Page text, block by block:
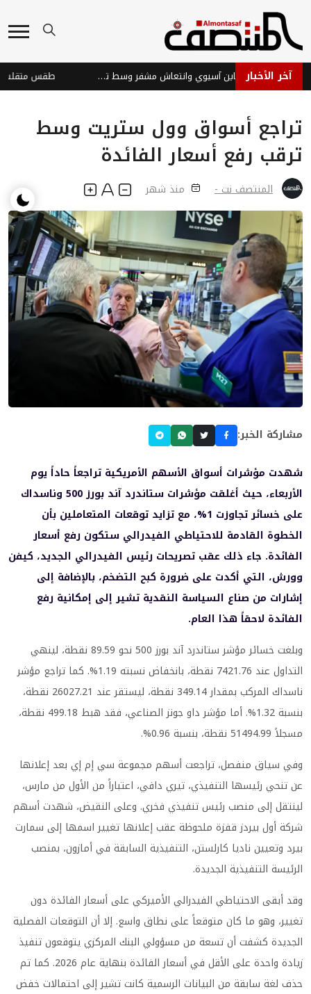
آخر الأخبار الأسواق العالمية: تباين آسيوي وانتعاش مشفر وسط تحديات
تراجع أسواق وول ستريت وسط
ترقب رفع أسعار الفائدة
المنتصف نت - منذ شهر
مشاركة الخبر:
شهدت مؤشرات أسواق الأسهم الأمريكية تراجعاً حاداً يوم
الأربعاء، حيث أغلقت مؤشرات ستاندرد آند بورز 500 وناسداك
على خسائر تجاوزت 1%، مع تزايد توقعات المتعاملين بأن
الخطوة القادمة للاحتياطي الفيدرالي ستكون رفع أسعار
الفائدة. جاء ذلك عقب تصريحات رئيس الفيدرالي الجديد، كيفن
وورش، التي أكدت على ضرورة كبح التضخم، بالإضافة إلى
إشارات من صناع السياسة النقدية تشير إلى إمكانية رفع
الفائدة لاحقاً هذا العام.
وبلغت خسائر مؤشر ستاندرد آند بورز 500 نحو 89.59 نقطة، لينهي
التداول عند 7421.76 نقطة، بانخفاض نسبته 1.19%. كما تراجع مؤشر
ناسداك المركب بمقدار 349.14 نقطة، ليستقر عند 26027.21 نقطة،
بنسبة 1.32%. أما مؤشر داو جونز الصناعي، فقد هبط 499.18 نقطة،
مسجلاً 51494.99 نقطة، بنسبة 0.96%.
وفي سياق منفصل، تراجعت أسهم مجموعة سي إم إي بعد إعلانها
عن تنحي رئيسها التنفيذي، تيري دافي، اعتباراً من الأول من مارس،
لينتقل إلى منصب رئيس تنفيذي فخري. وعلى النقيض، شهدت أسهم
شركة أول بيردز قفزة ملحوظة عقب إعلانها تغيير اسمها إلى سمارت
بيرد وتعيين ناديا كارلستن، التنفيذية السابقة في أمازون، بمنصب
الرئيسة التنفيذية الجديدة.
وقد أبقى الاحتياطي الفيدرالي الأميركي على أسعار الفائدة دون
تغيير، وهو ما كان متوقعاً على نطاق واسع. إلا أن التوقعات الفصلية
الجديدة كشفت أن تسعة من مسؤولي البنك المركزي يتوقعون تنفيذ
زيادة واحدة على الأقل في أسعار الفائدة بنهاية عام 2026. كما تم
حذف لغة سابقة من البيانات الرسمية كانت تشير إلى احتمالات خفض